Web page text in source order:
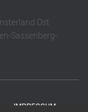
Ost
Sassenberg-
IMPRESSUM